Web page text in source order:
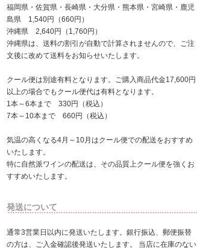
福岡県・佐賀県・長崎県・大分県・熊本県・宮崎県・鹿児
島県 1,540円（660円）
沖縄県 2,640円（1,760円）
沖縄県は、送料の割引が自動で計算されませんので、ご注
文後に改めて送料をお知らせいたします。
クール便は別途有料となります。ご購入商品代金17,600円
以上の場合でもクール便代は有料となります。
1本～6本まで 330円（税込）
7本～10本まで 660円（税込）
気温の高くなる4月～10月はクール便での配送をおすすめ
いたします。
特に自然派ワインの配送は、その品質上クール便を強くお
すすめいたします。
発送について
通常3営業日以内に発送いたします。銀行振込、郵便振替
の方は、ご入金確認後発送いたします。 当店に在庫のない